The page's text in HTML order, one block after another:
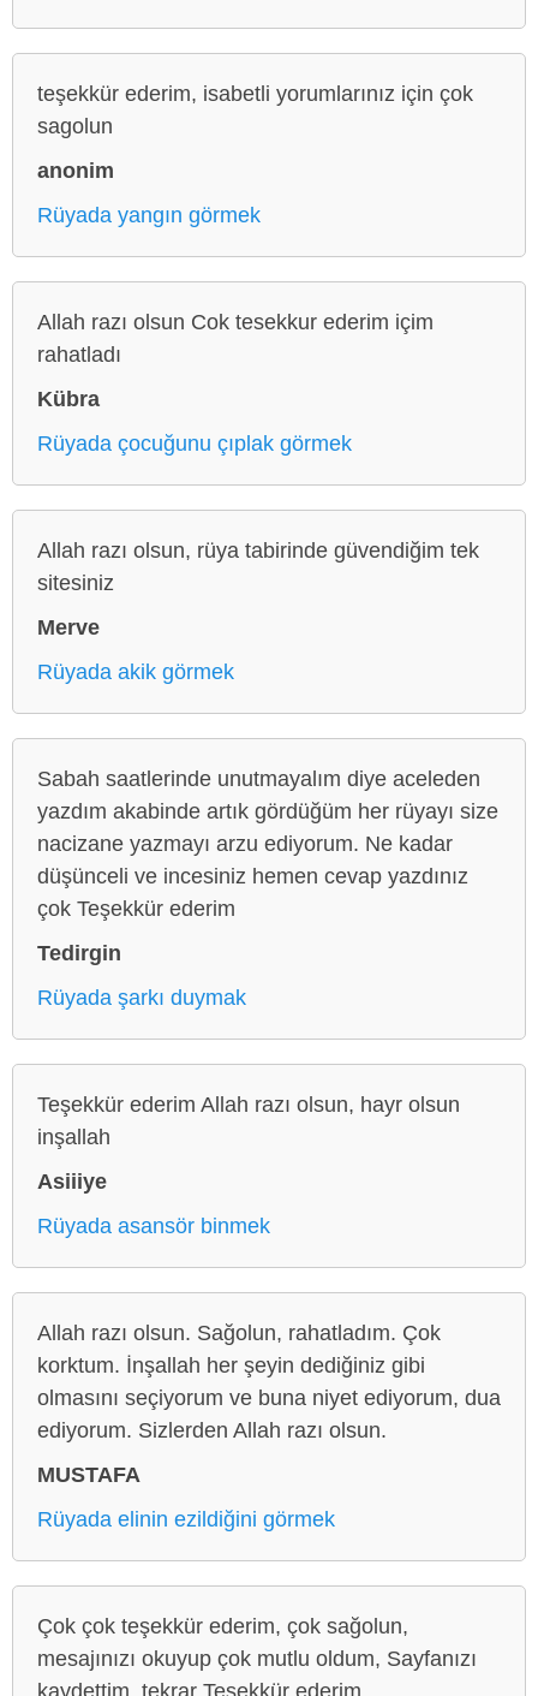
teşekkür ederim, isabetli yorumlarınız için çok
sagolun
anonim
Rüyada yangın görmek
Allah razı olsun Cok tesekkur ederim içim
rahatladı
Kübra
Rüyada çocuğunu çıplak görmek
Allah razı olsun, rüya tabirinde güvendiğim tek
sitesiniz
Merve
Rüyada akik görmek
Sabah saatlerinde unutmayalım diye aceleden
yazdım akabinde artık gördüğüm her rüyayı size
nacizane yazmayı arzu ediyorum. Ne kadar
düşünceli ve incesiniz hemen cevap yazdınız
çok Teşekkür ederim
Tedirgin
Rüyada şarkı duymak
Teşekkür ederim Allah razı olsun, hayr olsun
inşallah
Asiiiye
Rüyada asansör binmek
Allah razı olsun. Sağolun, rahatladım. Çok
korktum. İnşallah her şeyin dediğiniz gibi
olmasını seçiyorum ve buna niyet ediyorum, dua
ediyorum. Sizlerden Allah razı olsun.
MUSTAFA
Rüyada elinin ezildiğini görmek
Çok çok teşekkür ederim, çok sağolun,
mesajınızı okuyup çok mutlu oldum, Sayfanızı
kaydettim, tekrar Teşekkür ederim.